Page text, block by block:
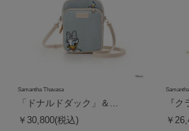
Samantha Thavasa
「ドナルドダック」＆...
￥30,800(税込)
『
￥